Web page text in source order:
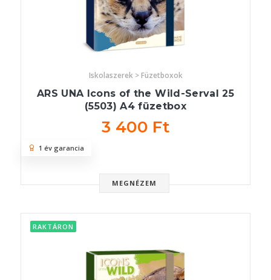
Iskolaszerek > Füzetboxok
ARS UNA Icons of the Wild-Serval 25
(5503) A4 füzetbox
3 400 Ft
MEGNÉZEM
1 év garancia
RAKTÁRON